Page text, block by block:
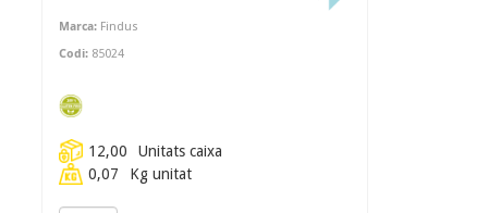
Marca: Findus
Codi: 85024
12,00
Unitats caixa
0,07
Kg unitat